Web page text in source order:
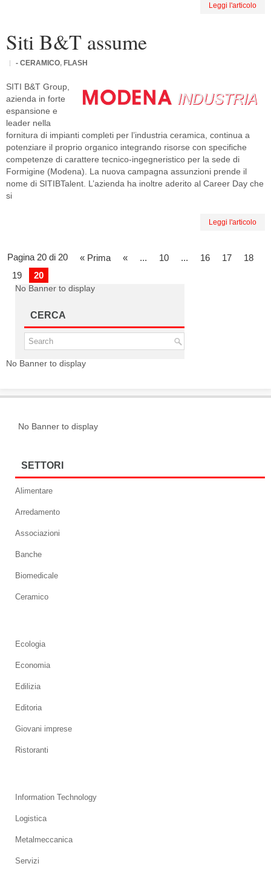
Leggi l'articolo
Siti B&T assume
- CERAMICO, FLASH
SITI B&T Group,
azienda in forte
espansione e
leader nella
fornitura di impianti completi per l’industria ceramica, continua a
potenziare il proprio organico integrando risorse con specifiche
competenze di carattere tecnico-ingegneristico per la sede di
Formigine (Modena). La nuova campagna assunzioni prende il
nome di SITIBTalent. L’azienda ha inoltre aderito al Career Day che
si
Leggi l'articolo
Pagina 20 di 20 « Prima « ... 10 ... 16 17
18
19
20
No Banner to display
CERCA
No Banner to display
No Banner to display
SETTORI
Alimentare
Arredamento
Associazioni
Banche
Biomedicale
Ceramico
Ecologia
Economia
Edilizia
Editoria
Giovani imprese
Ristoranti
Information Technology
Logistica
Metalmeccanica
Servizi